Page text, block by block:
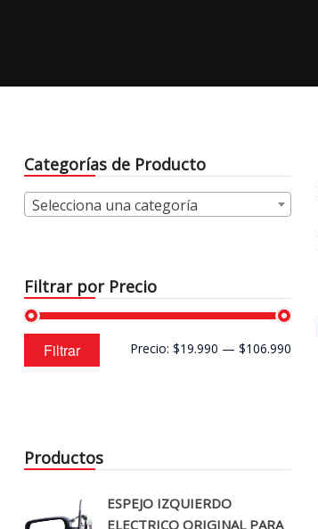
Categorías de Producto
Selecciona una categoría
Filtrar por Precio
Precio
mínimo
Precio
máximo
Filtrar Precio: $19.990 — $106.990
Productos
ESPEJO IZQUIERDO
ELECTRICO ORIGINAL PARA